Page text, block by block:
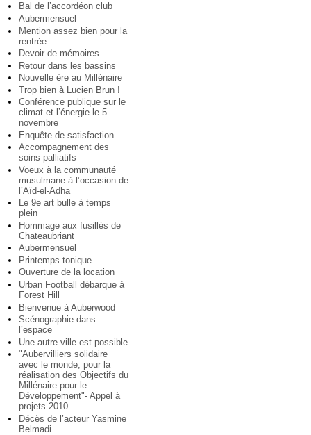
Bal de l’accordéon club
Aubermensuel
Mention assez bien pour la
rentrée
Devoir de mémoires
Retour dans les bassins
Nouvelle ère au Millénaire
Trop bien à Lucien Brun !
Conférence publique sur le
climat et l’énergie le 5
novembre
Enquête de satisfaction
Accompagnement des
soins palliatifs
Voeux à la communauté
musulmane à l’occasion de
l’Aïd-el-Adha
Le 9e art bulle à temps
plein
Hommage aux fusillés de
Chateaubriant
Aubermensuel
Printemps tonique
Ouverture de la location
Urban Football débarque à
Forest Hill
Bienvenue à Auberwood
Scénographie dans
l’espace
Une autre ville est possible
"Aubervilliers solidaire
avec le monde, pour la
réalisation des Objectifs du
Millénaire pour le
Développement"- Appel à
projets 2010
Décès de l’acteur Yasmine
Belmadi